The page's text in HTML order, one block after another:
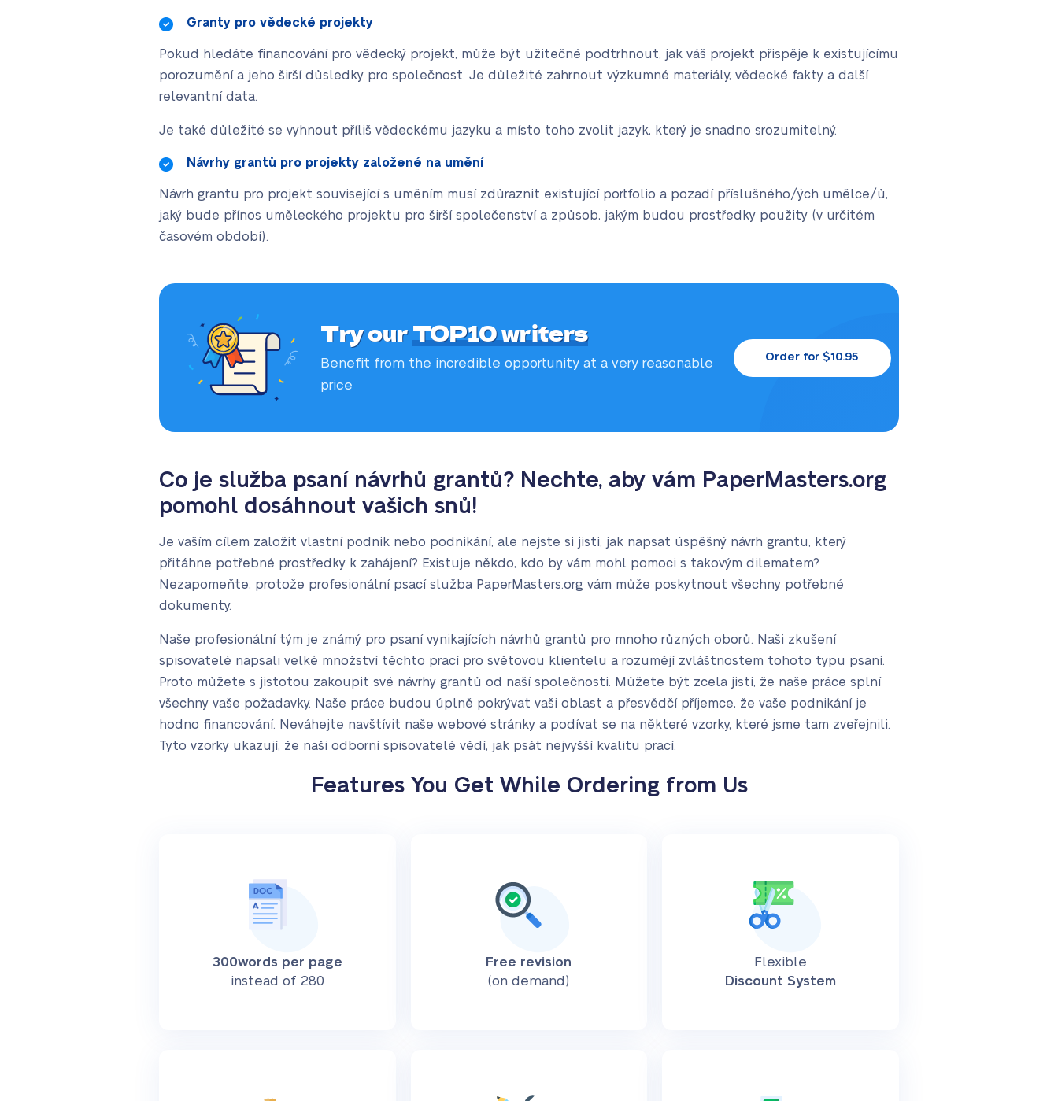
Granty pro vědecké projekty
Pokud hledáte financování pro vědecký projekt, může být užitečné podtrhnout, jak váš projekt přispěje k existujícímu
porozumění a jeho širší důsledky pro společnost. Je důležité zahrnout výzkumné materiály, vědecké fakty a další
relevantní data.
Je také důležité se vyhnout příliš vědeckému jazyku a místo toho zvolit jazyk, který je snadno srozumitelný.
Návrhy grantů pro projekty založené na umění
Návrh grantu pro projekt související s uměním musí zdůraznit existující portfolio a pozadí příslušného/ých umělce/ů,
jaký bude přínos uměleckého projektu pro širší společenství a způsob, jakým budou prostředky použity (v určitém
časovém období).
Try ourTOP10 writers
Benefit from the incredible opportunity at a very reasonable
price
Order for $10.95
Co je služba psaní návrhů grantů? Nechte, aby vám PaperMasters.org
pomohl dosáhnout vašich snů!
Je vaším cílem založit vlastní podnik nebo podnikání, ale nejste si jisti, jak napsat úspěšný návrh grantu, který
přitáhne potřebné prostředky k zahájení? Existuje někdo, kdo by vám mohl pomoci s takovým dilematem?
Nezapomeňte, protože profesionální psací služba PaperMasters.org vám může poskytnout všechny potřebné
dokumenty.
Naše profesionální tým je známý pro psaní vynikajících návrhů grantů pro mnoho různých oborů. Naši zkušení
spisovatelé napsali velké množství těchto prací pro světovou klientelu a rozumějí zvláštnostem tohoto typu psaní.
Proto můžete s jistotou zakoupit své návrhy grantů od naší společnosti. Můžete být zcela jisti, že naše práce splní
všechny vaše požadavky. Naše práce budou úplně pokrývat vaši oblast a přesvědčí příjemce, že vaše podnikání je
hodno financování. Neváhejte navštívit naše webové stránky a podívat se na některé vzorky, které jsme tam zveřejnili.
Tyto vzorky ukazují, že naši odborní spisovatelé vědí, jak psát nejvyšší kvalitu prací.
Features You Get While Ordering from Us
300words per page
instead of 280
Free revision
(on demand)
Flexible
Discount System